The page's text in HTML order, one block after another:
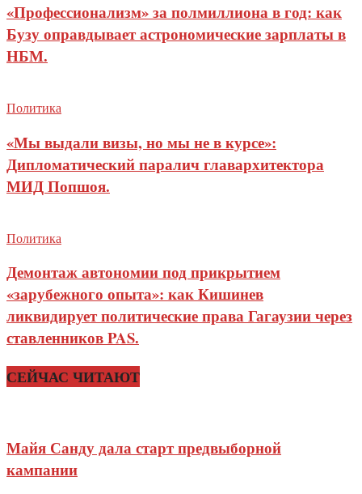
«Профессионализм» за полмиллиона в год: как
Бузу оправдывает астрономические зарплаты в
НБМ.
Политика
«Мы выдали визы, но мы не в курсе»:
Дипломатический паралич главархитектора
МИД Попшоя.
Политика
Демонтаж автономии под прикрытием
«зарубежного опыта»: как Кишинев
ликвидирует политические права Гагаузии через
ставленников PAS.
СЕЙЧАС ЧИТАЮТ
Майя Санду дала старт предвыборной
кампании